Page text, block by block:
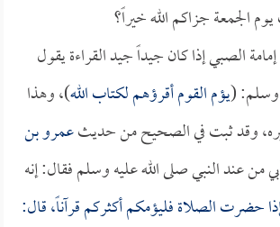
الجمعة جزاكم الله خيراً؟
الصبي إذا كان جيداً جيد القراءة يقول
وسلم: (يؤم القوم أقرؤهم لكتاب الله)، وهذا
وقد ثبت في الصحيح من حديثعمرو بن
من عند النبي صلى الله عليه وسلم فقال: إنه
حضرت الصلاة فليؤمكم أكثركم قرآناً، قال: